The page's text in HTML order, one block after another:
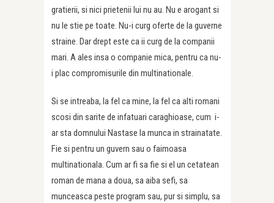
gratierii, si nici prietenii lui nu au. Nu e arogant si
nu le stie pe toate. Nu-i curg oferte de la guverne
straine. Dar drept este ca ii curg de la companii
mari. A ales insa o companie mica, pentru ca nu-
i plac compromisurile din multinationale.
Si se intreaba, la fel ca mine, la fel ca alti romani
scosi din sarite de infatuari caraghioase, cum i-
ar sta domnului Nastase la munca in strainatate.
Fie si pentru un guvern sau o faimoasa
multinationala. Cum ar fi sa fie si el un cetatean
roman de mana a doua, sa aiba sefi, sa
munceasca peste program sau, pur si simplu, sa